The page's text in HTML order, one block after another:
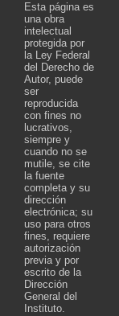
Esta página es
una obra
intelectual
protegida por
la Ley Federal
del Derecho de
Autor, puede
ser
reproducida
con fines no
lucrativos,
siempre y
cuando no se
mutile, se cite
la fuente
completa y su
dirección
electrónica; su
uso para otros
fines, requiere
autorización
previa y por
escrito de la
Dirección
General del
Instituto.